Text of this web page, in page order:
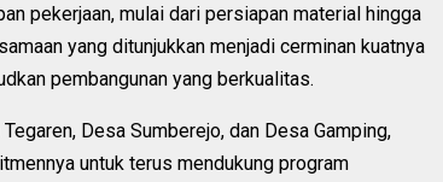
pekerjaan, mulai dari persiapan material hingga
yang ditunjukkan menjadi cerminan kuatnya
pembangunan yang berkualitas.
Desa Sumberejo, dan Desa Gamping,
untuk terus mendukung program